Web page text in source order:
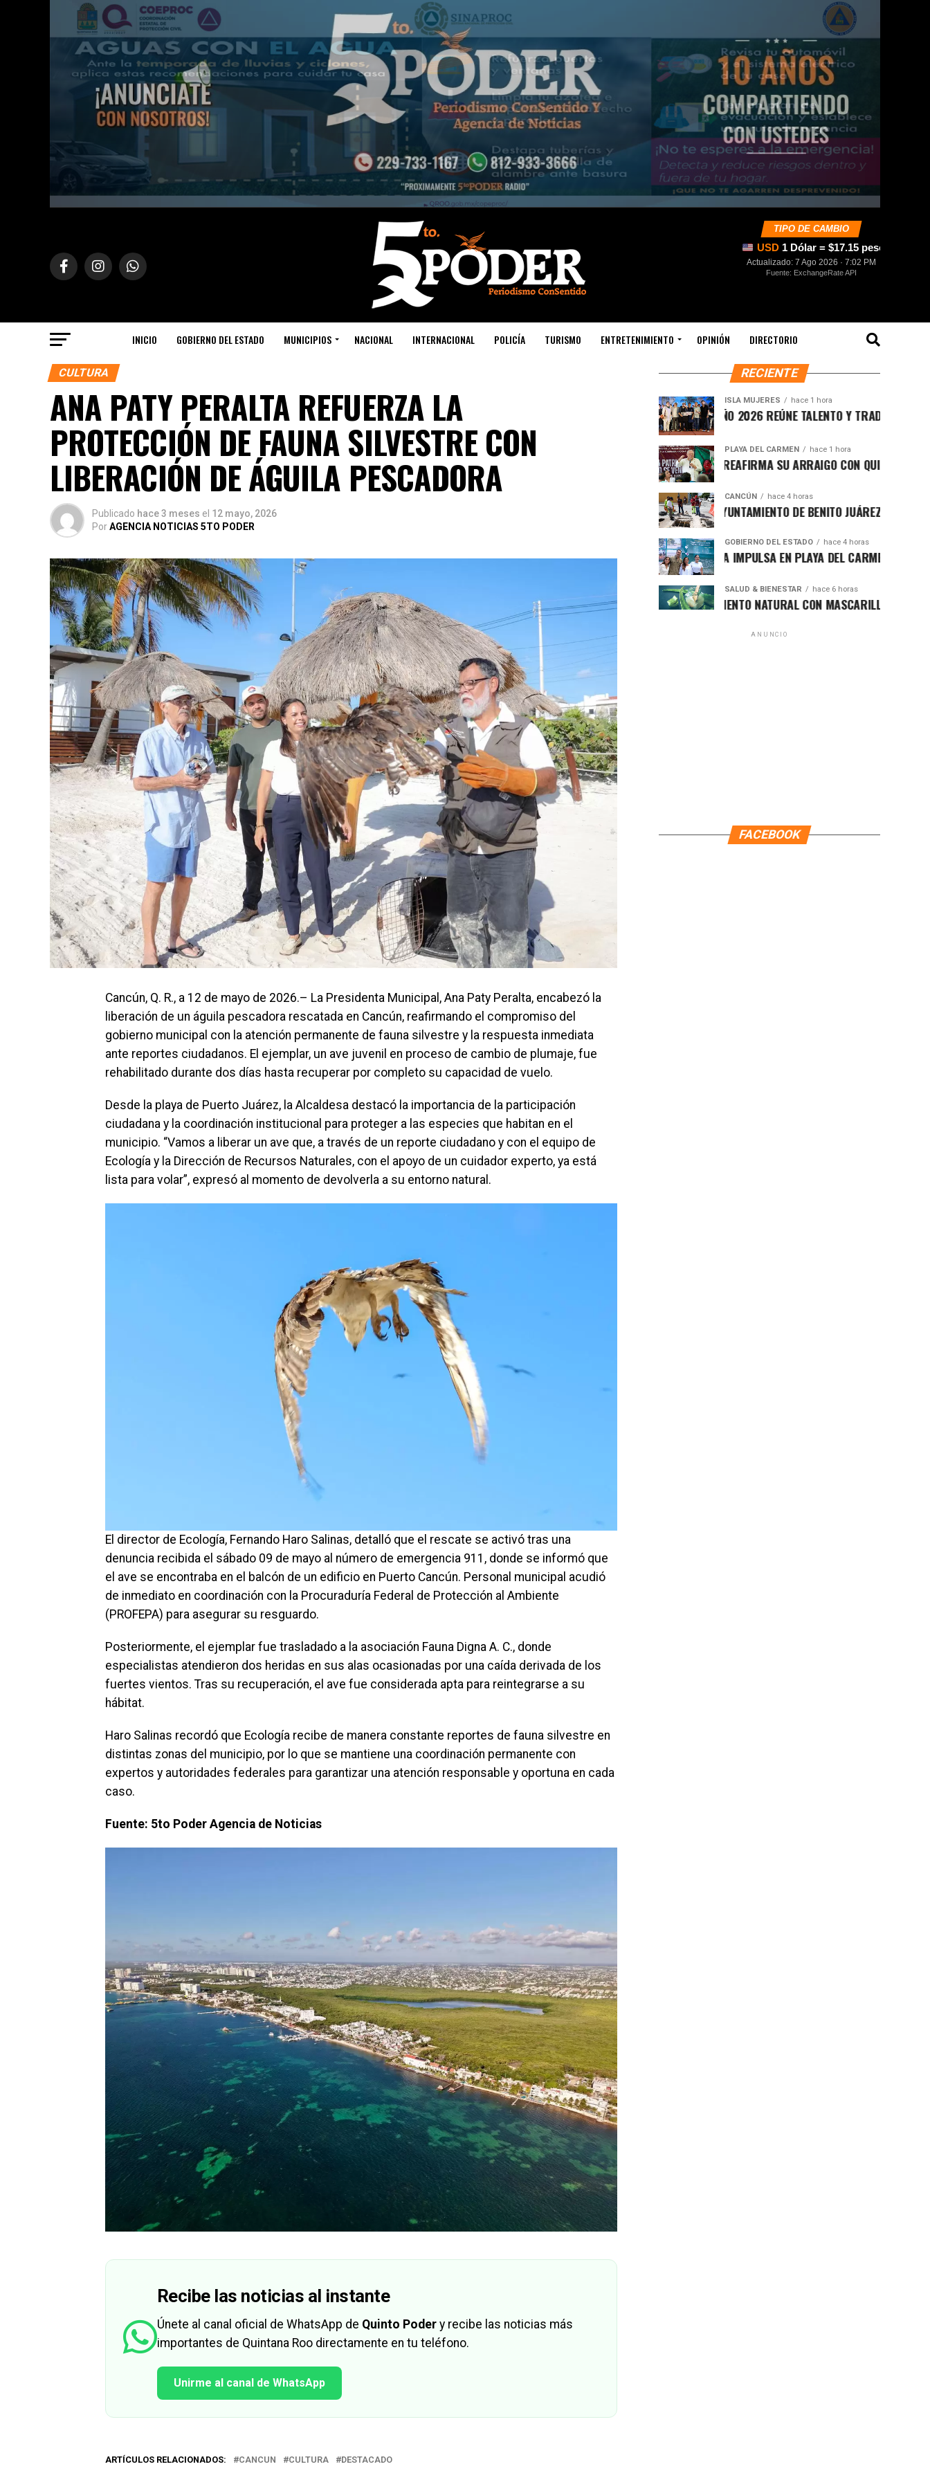
TIPO DE CAMBIO
USD 1 Dólar = $17.15 pesos
Actualizado: 7 Ago 2026 · 7:02 PM
Fuente: ExchangeRate API
INICIO GOBIERNO DEL ESTADO MUNICIPIOS NACIONAL INTERNACIONAL POLICÍA TURISMO ENTRETENIMIENTO OPINIÓN DIRECTORIO
CULTURA
ANA PATY PERALTA REFUERZA LA
PROTECCIÓN DE FAUNA SILVESTRE CON
LIBERACIÓN DE ÁGUILA PESCADORA
Publicado hace 3 meses el 12 mayo, 2026
PorAGENCIA NOTICIAS 5TO PODER
Cancún, Q. R., a 12 de mayo de 2026.– La Presidenta Municipal, Ana Paty Peralta, encabezó la
liberación de un águila pescadora rescatada en Cancún, reafirmando el compromiso del
gobierno municipal con la atención permanente de fauna silvestre y la respuesta inmediata
ante reportes ciudadanos. El ejemplar, un ave juvenil en proceso de cambio de plumaje, fue
rehabilitado durante dos días hasta recuperar por completo su capacidad de vuelo.
Desde la playa de Puerto Juárez, la Alcaldesa destacó la importancia de la participación
ciudadana y la coordinación institucional para proteger a las especies que habitan en el
municipio. “Vamos a liberar un ave que, a través de un reporte ciudadano y con el equipo de
Ecología y la Dirección de Recursos Naturales, con el apoyo de un cuidador experto, ya está
lista para volar”, expresó al momento de devolverla a su entorno natural.
El director de Ecología, Fernando Haro Salinas, detalló que el rescate se activó tras una
denuncia recibida el sábado 09 de mayo al número de emergencia 911, donde se informó que
el ave se encontraba en el balcón de un edificio en Puerto Cancún. Personal municipal acudió
de inmediato en coordinación con la Procuraduría Federal de Protección al Ambiente
(PROFEPA) para asegurar su resguardo.
Posteriormente, el ejemplar fue trasladado a la asociación Fauna Digna A. C., donde
especialistas atendieron dos heridas en sus alas ocasionadas por una caída derivada de los
fuertes vientos. Tras su recuperación, el ave fue considerada apta para reintegrarse a su
hábitat.
Haro Salinas recordó que Ecología recibe de manera constante reportes de fauna silvestre en
distintas zonas del municipio, por lo que se mantiene una coordinación permanente con
expertos y autoridades federales para garantizar una atención responsable y oportuna en cada
caso.
Fuente: 5to Poder Agencia de Noticias
Recibe las noticias al instante
Únete al canal oficial de WhatsApp de Quinto Poder y recibe las noticias más
importantes de Quintana Roo directamente en tu teléfono.
Unirme al canal de WhatsApp
ARTÍCULOS RELACIONADOS: CANCUN CULTURA DESTACADO
RECIENTE
ISLA MUJERES hace 1 hora
CEVICHE ISLEÑO 2026 REÚNE TALENTO Y TRADICIÓN EN ISLA
PLAYA DEL CARMEN hace 1 hora
RAFA MARÍN REAFIRMA SU ARRAIGO CON QUINTANA ROO Y
CANCÚN hace 4 horas
FORTALECE AYUNTAMIENTO DE BENITO JUÁREZ ACCIONES
GOBIERNO DEL ESTADO hace 4 horas
MARA LEZAMA IMPULSA EN PLAYA DEL CARMEN EL PRIMER
SALUD & BIENESTAR hace 6 horas
REJUVENECIMIENTO NATURAL CON MASCARILLA DE SÁBILA
ANUNCIO
FACEBOOK